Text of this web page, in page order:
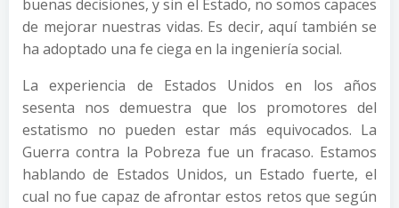
buenas decisiones, y sin el Estado, no somos capaces
de mejorar nuestras vidas. Es decir, aquí también se
ha adoptado una fe ciega en la ingeniería social.
La experiencia de Estados Unidos en los años
sesenta nos demuestra que los promotores del
estatismo no pueden estar más equivocados. La
Guerra contra la Pobreza fue un fracaso. Estamos
hablando de Estados Unidos, un Estado fuerte, el
cual no fue capaz de afrontar estos retos que según